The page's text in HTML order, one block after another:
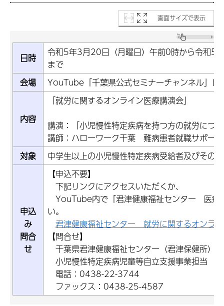
画面サイズで表示
日時
令和5年3月20日（月曜日）午前0時から令和5
まで
会場
YouTube「千葉県公式セミナーチャンネル」に
内容
「就労に関するオンライン医療講演会」
講演：「小児慢性特定疾病を持つ方の就労につ
講師：ハローワーク千葉 難病患者就職サポー
対象
中学生以上の小児慢性特定疾病受給者及びその
申込
み
問合
せ
【申込不要】
下記リンクにアクセスいただくか、
YouTube内で「君津健康福祉センター 医療
い。
君津健康福祉センター 就労に関するオンラ
【問合せ】
千葉県君津健康福祉センター（君津保健所）
小児慢性特定疾病児童等自立支援事業担当
電話：0438-22-3744
ファックス：0438-25-4587